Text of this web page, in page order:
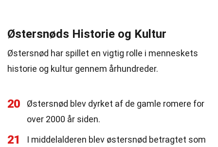
Østersnøds Historie og Kultur
Østersnød har spillet en vigtig rolle i menneskets
historie og kultur gennem århundreder.
20
Østersnød blev dyrket af de gamle romere for
over 2000 år siden.
21
I middelalderen blev østersnød betragtet som